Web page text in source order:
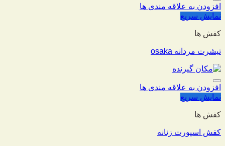
افزودن به علاقه مندی ها
نمایش سریع
کفش ها
تیشرت مردانه osaka
افزودن به علاقه مندی ها
نمایش سریع
کفش ها
کفش اسپورت زنانه